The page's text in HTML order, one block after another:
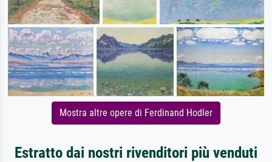
Mostra altre opere di Ferdinand Hodler
Estratto dai nostri rivenditori più venduti